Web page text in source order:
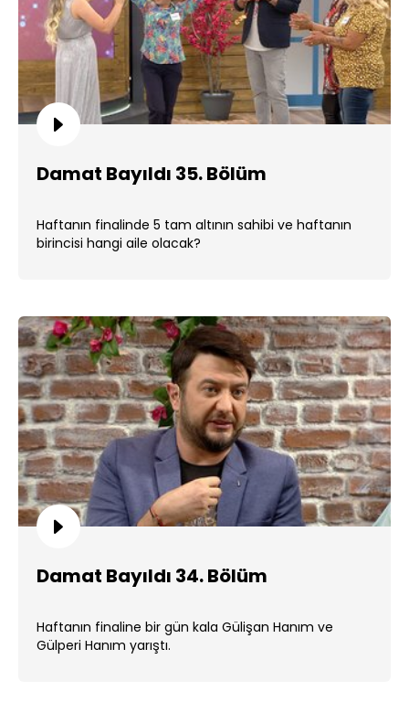
Damat Bayıldı 35. Bölüm
Haftanın finalinde 5 tam altının sahibi ve haftanın
birincisi hangi aile olacak?
Damat Bayıldı 34. Bölüm
Haftanın finaline bir gün kala Gülişan Hanım ve
Gülperi Hanım yarıştı.